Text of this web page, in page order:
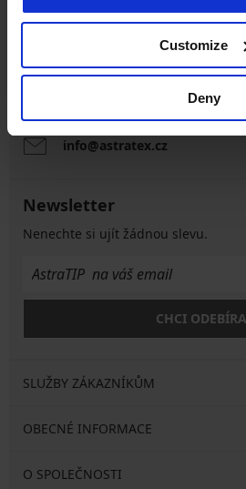
Customize
Deny
491 204 304
info@astratex.cz
Newsletter
Nenechte si ujít žádnou slevu.
CHCI
SLUŽBY ZÁKAZNÍKŮM
OBECNÉ INFORMACE
O SPOLEČNOSTI